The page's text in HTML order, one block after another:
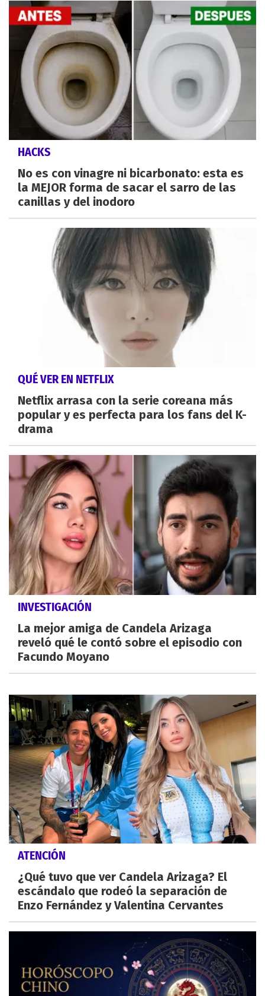
HACKS
No es con vinagre ni bicarbonato: esta es
la MEJOR forma de sacar el sarro de las
canillas y del inodoro
QUÉ VER EN NETFLIX
Netflix arrasa con la serie coreana más
popular y es perfecta para los fans del K-
drama
INVESTIGACIÓN
La mejor amiga de Candela Arizaga
reveló qué le contó sobre el episodio con
Facundo Moyano
ATENCIÓN
¿Qué tuvo que ver Candela Arizaga? El
escándalo que rodeó la separación de
Enzo Fernández y Valentina Cervantes